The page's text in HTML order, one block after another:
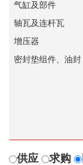
气缸及部件
轴瓦及连杆瓦
增压器
密封垫组件、油封
供应 求购